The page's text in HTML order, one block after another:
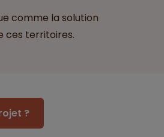
comme la solution
ces territoires.
?